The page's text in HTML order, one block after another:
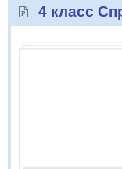
4 класс